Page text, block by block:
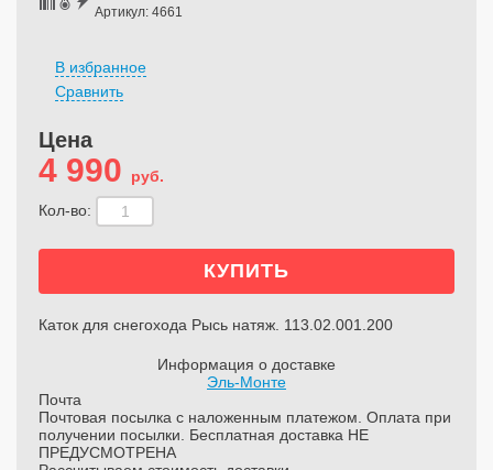
Артикул: 4661
В избранное
Сравнить
Цена
4 990
руб.
Кол-во:
Каток для снегохода Рысь натяж. 113.02.001.200
Информация о доставке
Эль-Монте
Почта
Почтовая посылка с наложенным платежом. Оплата при
получении посылки. Бесплатная доставка НЕ
ПРЕДУСМОТРЕНА